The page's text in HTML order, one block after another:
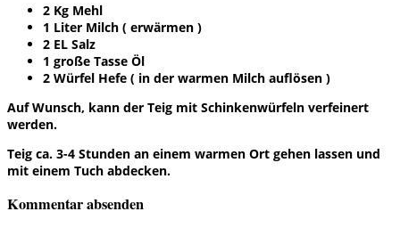
2 Kg Mehl
1 Liter Milch ( erwärmen )
2 EL Salz
1 große Tasse Öl
2 Würfel Hefe ( in der warmen Milch auflösen )
Auf Wunsch, kann der Teig mit Schinkenwürfeln verfeinert
werden.
Teig ca. 3-4 Stunden an einem warmen Ort gehen lassen und
mit einem Tuch abdecken.
Kommentar absenden